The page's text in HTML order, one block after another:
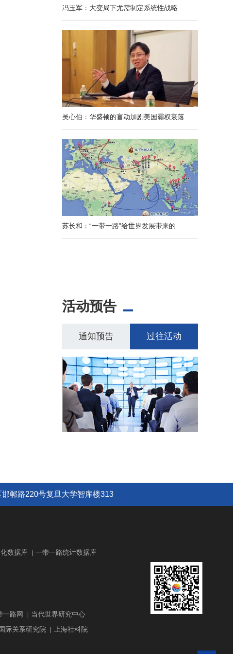
冯玉军：大变局下尤需制定系统性战略
吴心伯：华盛顿的盲动加剧美国霸权衰落
苏长和：“一带一路”给世界发展带来的...
活动预告
通知预告 过往活动
邯郸路220号复旦大学智库楼313
数据库
一带一路统计数据库
一路网
当代世界研究中心
际关系研究院 上海社科院